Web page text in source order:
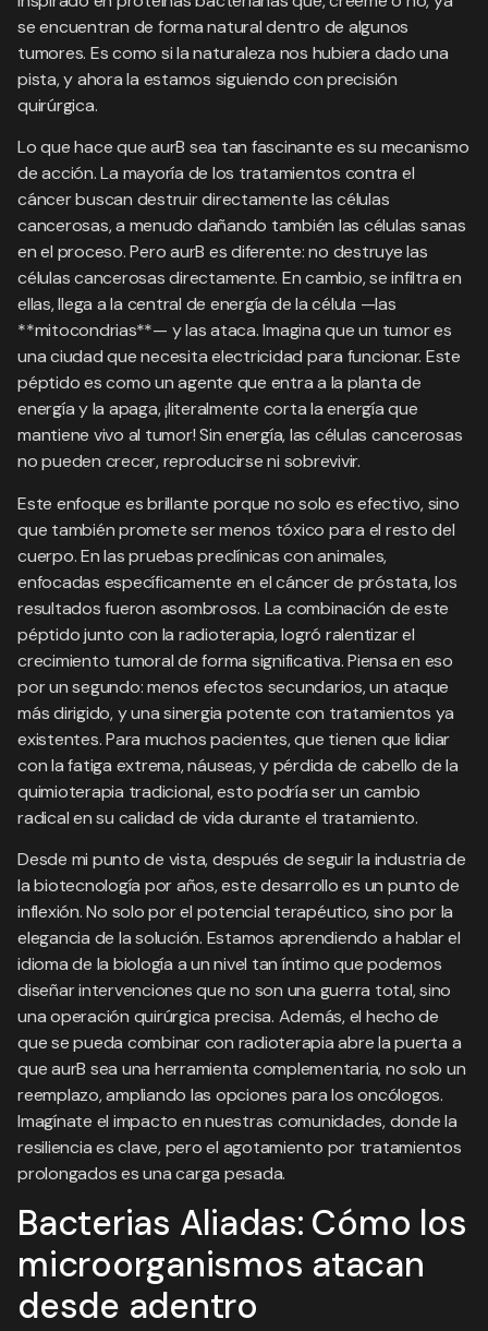
se encuentran de forma natural dentro de algunos
tumores. Es como si la naturaleza nos hubiera dado una
pista, y ahora la estamos siguiendo con precisión
quirúrgica.
Lo que hace que aurB sea tan fascinante es su mecanismo
de acción. La mayoría de los tratamientos contra el
cáncer buscan destruir directamente las células
cancerosas, a menudo dañando también las células sanas
en el proceso. Pero aurB es diferente: no destruye las
células cancerosas directamente. En cambio, se infiltra en
ellas, llega a la central de energía de la célula —las
**mitocondrias**— y las ataca. Imagina que un tumor es
una ciudad que necesita electricidad para funcionar. Este
péptido es como un agente que entra a la planta de
energía y la apaga, ¡literalmente corta la energía que
mantiene vivo al tumor! Sin energía, las células cancerosas
no pueden crecer, reproducirse ni sobrevivir.
Este enfoque es brillante porque no solo es efectivo, sino
que también promete ser menos tóxico para el resto del
cuerpo. En las pruebas preclínicas con animales,
enfocadas específicamente en el cáncer de próstata, los
resultados fueron asombrosos. La combinación de este
péptido junto con la radioterapia, logró ralentizar el
crecimiento tumoral de forma significativa. Piensa en eso
por un segundo: menos efectos secundarios, un ataque
más dirigido, y una sinergia potente con tratamientos ya
existentes. Para muchos pacientes, que tienen que lidiar
con la fatiga extrema, náuseas, y pérdida de cabello de la
quimioterapia tradicional, esto podría ser un cambio
radical en su calidad de vida durante el tratamiento.
Desde mi punto de vista, después de seguir la industria de
la biotecnología por años, este desarrollo es un punto de
inflexión. No solo por el potencial terapéutico, sino por la
elegancia de la solución. Estamos aprendiendo a hablar el
idioma de la biología a un nivel tan íntimo que podemos
diseñar intervenciones que no son una guerra total, sino
una operación quirúrgica precisa. Además, el hecho de
que se pueda combinar con radioterapia abre la puerta a
que aurB sea una herramienta complementaria, no solo un
reemplazo, ampliando las opciones para los oncólogos.
Imagínate el impacto en nuestras comunidades, donde la
resiliencia es clave, pero el agotamiento por tratamientos
prolongados es una carga pesada.
Bacterias Aliadas: Cómo los
microorganismos atacan
desde adentro